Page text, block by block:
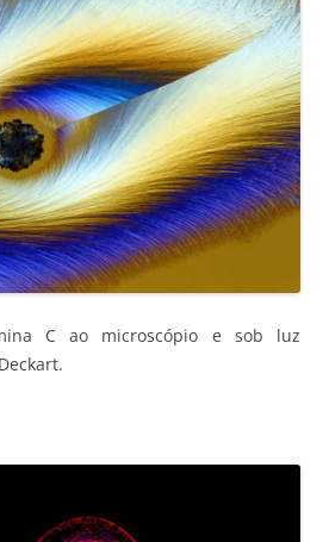
C ao microscópio e sob luz